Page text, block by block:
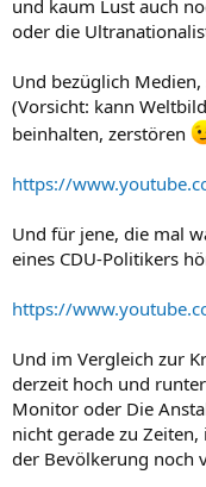
und kaum Lust auch
oder die
Und bezüglich
(Vorsicht: kann
beinhalten, zerstören
https://
Und für jene, die mal
eines CDU-Politikers
https://
Und im Vergleich zur
derzeit hoch und
Monitor oder Die
nicht gerade zu
der Bevölkerung noch